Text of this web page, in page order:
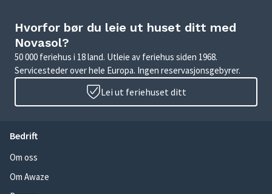
Hvorfor bør du leie ut huset ditt med
Novasol?
50 000 feriehus i 18 land. Utleie av feriehus siden 1968.
Servicesteder over hele Europa. Ingen reservasjonsgebyrer.
Lei ut feriehuset ditt
Bedrift
Om oss
Om Awaze